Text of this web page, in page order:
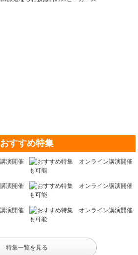
おすすめ特集
特集一覧を見る